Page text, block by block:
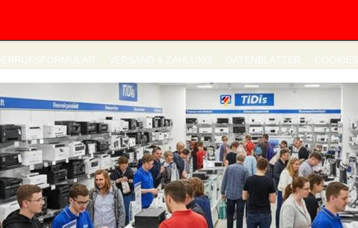
VERSAND & ZAHLUNG DATENBLÄTTER COOKIES